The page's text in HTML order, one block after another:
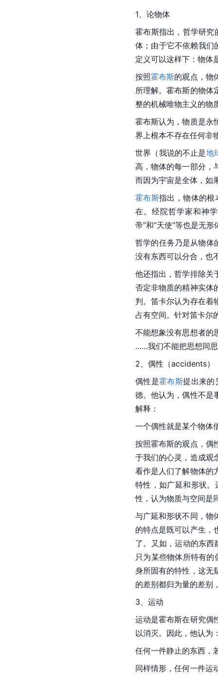
1、论物体
霍布斯指出，哲学研究
体；由于它不依赖我
定义可以这样下：物体
按照霍布斯的观点，物
所理解。霍布斯的物体
整的机械唯物主义的物
霍布斯认为，物质是永
界上根本不存在任何非
世界（我说的不止是地
高，物体的每一部分，
而因为宇宙是全体，如
霍布斯指出，物体的根
在。经院哲学家和神
帝”和“天使”等也是无
哲学的任务乃是从物
没有东西可以分合，也
他还指出，哲学排除关
否定非物质的精神实体
判。笛卡尔认为存在着
占有空间。针对笛卡尔
不能想象没有思想者的
……我们不能把思想同
2、偶性（accidents）
偶性是霍布斯提出来的
德。他认为，偶性不是
解释：
一个偶性就是某个物体
按照霍布斯的观点，偶
于我们的心灵，造成观
看作是人们了解物体的
特性，如广延和形状
性，认为物质与空间是
与广延和形状不同，物
的特点是既可以产生，
了。又如，运动的东西
只为某些物体所特有
身所固有的特性，这无
的差别都归为量的差别
3、运动
运动是霍布斯在研究偶
以消灭。因此，他认为
任何一件静止的东西，
同样情形，任何一件运